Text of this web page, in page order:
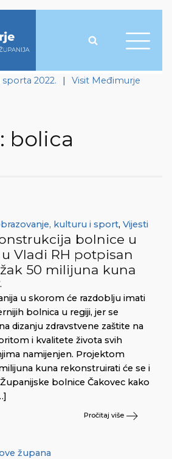
2022. | Visit Međimurje
bolica
kulturu i sport, Vijesti
bolnice u
Vladi RH potpisan
50 milijuna kuna
u skorom će razdoblju imati
bolnica u regiji, jer se
dizanju zdravstvene zaštite na
i kvalitete života svih
namijenjen. Projektom
kuna rekonstruirati će se i
bolnice Čakovec kako
Pročitaj više
župana